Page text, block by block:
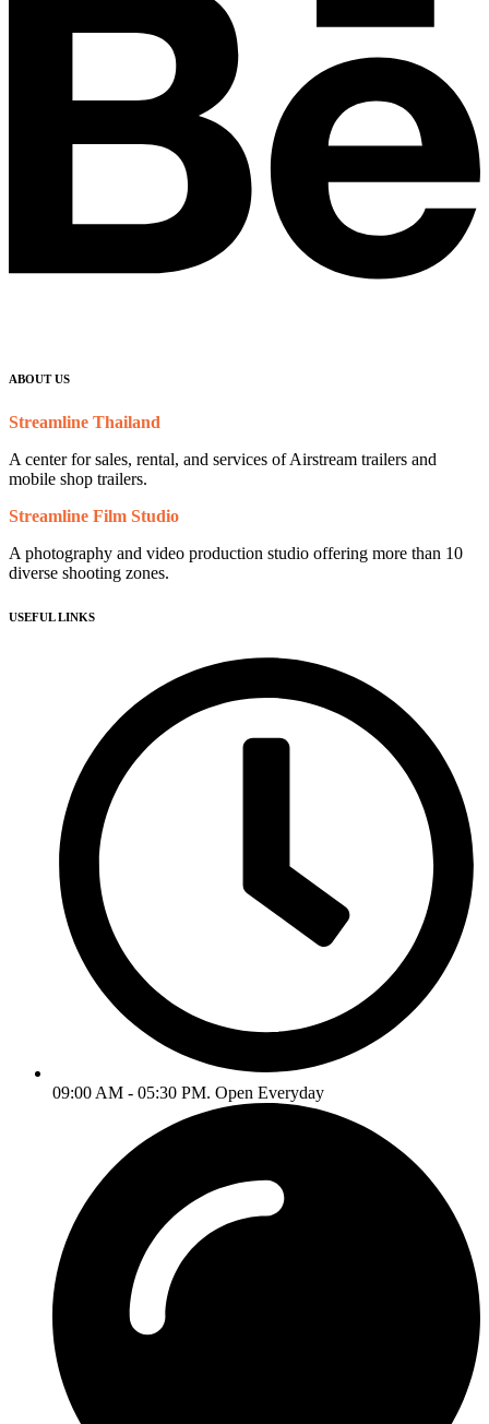
ABOUT US
Streamline Thailand
A center for sales, rental, and services of Airstream trailers and
mobile shop trailers.
Streamline Film Studio
A photography and video production studio offering more than 10
diverse shooting zones.
USEFUL LINKS
09:00 AM - 05:30 PM. Open Everyday